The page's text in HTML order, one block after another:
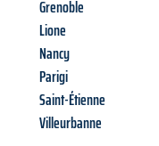
Grenoble
Lione
Nancy
Parigi
Saint-Étienne
Villeurbanne